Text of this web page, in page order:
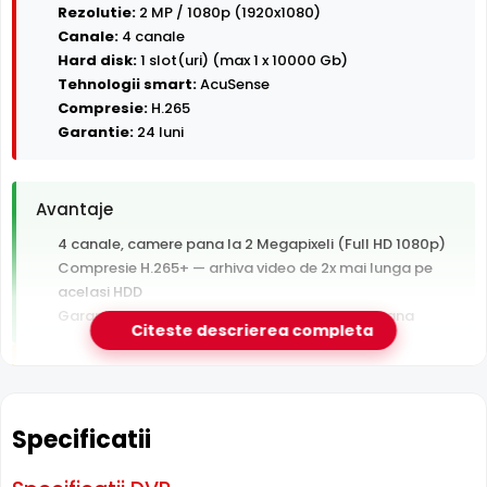
Rezolutie: 2 MP / 1080p (1920x1080)
Canale: 4 canale
Hard disk:1 slot(uri) (max 1 x 10000 Gb)
Tehnologii smart:AcuSense
Compresie: H.265
Garantie: 24 luni
Avantaje
4 canale, camere pana la 2 Megapixeli (Full HD 1080p)
Compresie H.265+ — arhiva video de 2x mai lunga pe
acelasi HDD
Garantie 24 luni si suport tehnic gratuit in romana
Fara switch PoE integrat — camerele au nevoie de
switch sau alimentare separata
Un singur slot HDD — fara spatiu de extindere sau
Citeste descrierea completa
Specificatii